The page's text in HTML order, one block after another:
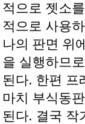
적으로 젯소
적으로 사용
나의 판면 위
을 실행하므
된다. 한편 프
마치 부식동
된다. 결국 작